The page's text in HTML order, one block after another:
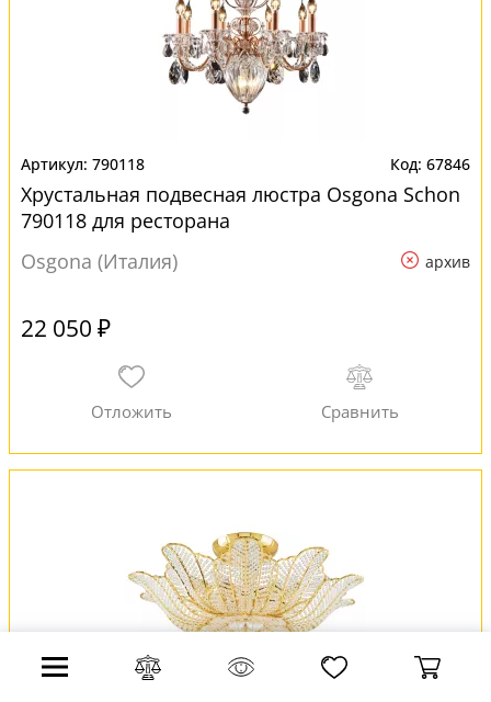
790118 67846
Хрустальная подвесная люстра Osgona Schon
790118 для ресторана
Osgona (Италия)
архив
22 050 ₽